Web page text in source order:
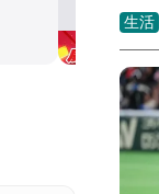
彩
位公
生活